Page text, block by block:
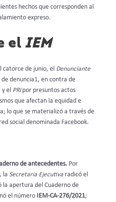
hechos que corresponden al
expreso.
el IEM
catorce de junio, el Denunciante
de denuncia1, en contra de
el PRIpor presuntos actos
que afectan la equidad e
lo que se materializó a través de
social denominada Facebook.
de antecedentes. Por
la Secretaria Ejecutiva radicó el
la apertura del Cuaderno de
el número
IEM-CA-276/2021;